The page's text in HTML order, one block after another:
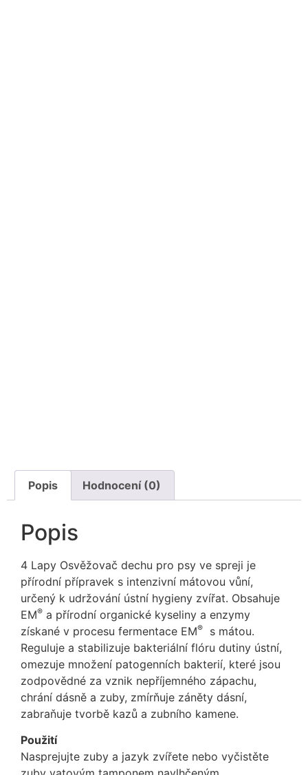
Popis Hodnocení (0)
Popis
4 Lapy Osvěžovač dechu pro psy ve spreji je
přírodní přípravek s intenzivní mátovou vůní,
určený k udržování ústní hygieny zvířat. Obsahuje
EM® a přírodní organické kyseliny a enzymy
získané v procesu fermentace EM®
s mátou.
Reguluje a stabilizuje bakteriální flóru dutiny ústní,
omezuje množení patogenních bakterií, které jsou
zodpovědné za vznik nepříjemného zápachu,
chrání dásně a zuby, zmírňuje záněty dásní,
zabraňuje tvorbě kazů a zubního kamene.
Použití
Nasprejujte zuby a jazyk zvířete nebo vyčistěte